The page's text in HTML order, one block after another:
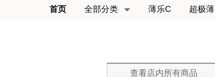
首页 全部分类 薄乐C 超极薄
查看店内所有商品